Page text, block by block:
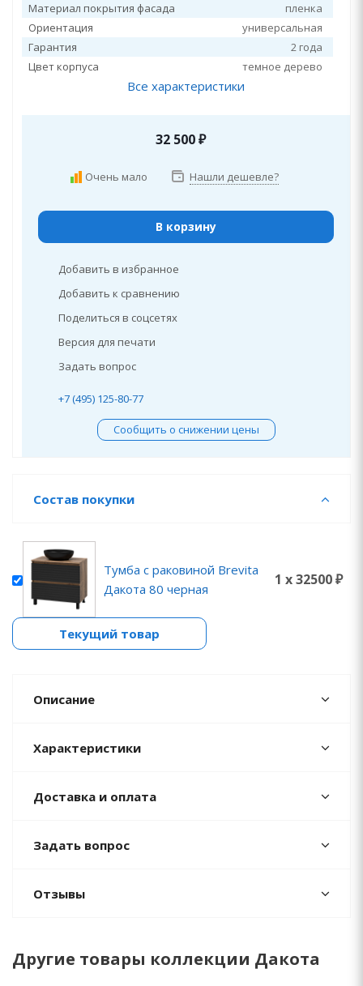
Материал покрытия фасада
пленка
Ориентация
универсальная
Гарантия
2 года
Цвет корпуса
темное дерево
Все характеристики
32 500₽
Очень мало Нашли дешевле?
В корзину
Добавить в избранное
Добавить к сравнению
Поделиться в соцсетях
Версия для печати
Задать вопрос
+7 (495) 125-80-77
Сообщить о снижении цены
Состав покупки
Тумба с раковиной Brevita
Дакота 80 черная
1 x 32500 ₽
Текущий товар
Описание
Характеристики
Доставка и оплата
Задать вопрос
Отзывы
Другие товары коллекции Дакота